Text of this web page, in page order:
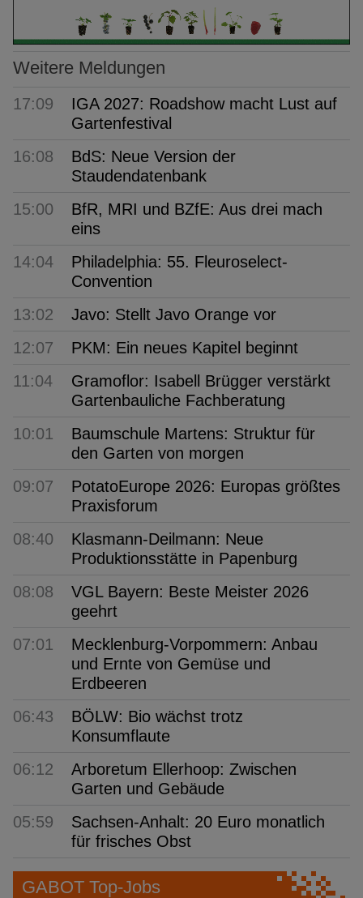
Weitere Meldungen
17:09
IGA 2027: Roadshow macht Lust auf
Gartenfestival
16:08
BdS: Neue Version der
Staudendatenbank
15:00
BfR, MRI und BZfE: Aus drei mach
eins
14:04
Philadelphia: 55. Fleuroselect-
Convention
13:02
Javo: Stellt Javo Orange vor
12:07
PKM: Ein neues Kapitel beginnt
11:04
Gramoflor: Isabell Brügger verstärkt
Gartenbauliche Fachberatung
10:01
Baumschule Martens: Struktur für
den Garten von morgen
09:07
PotatoEurope 2026: Europas größtes
Praxisforum
08:40
Klasmann-Deilmann: Neue
Produktionsstätte in Papenburg
08:08
VGL Bayern: Beste Meister 2026
geehrt
07:01
Mecklenburg-Vorpommern: Anbau
und Ernte von Gemüse und
Erdbeeren
06:43
BÖLW: Bio wächst trotz
Konsumflaute
06:12
Arboretum Ellerhoop: Zwischen
Garten und Gebäude
05:59
Sachsen-Anhalt: 20 Euro monatlich
für frisches Obst
GABOT Top-Jobs